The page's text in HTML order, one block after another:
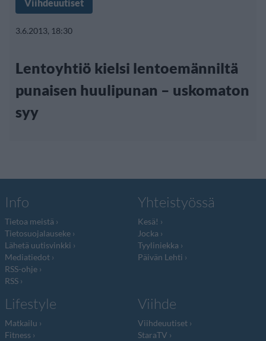
Viihdeuutiset
3.6.2013, 18:30
Lentoyhtiö kielsi lentoemänniltä
punaisen huulipunan – uskomaton
syy
Info
Tietoa meistä
Tietosuojalauseke
Lähetä uutisvinkki
Mediatiedot
RSS-ohje
RSS
Yhteistyössä
Kesä!
Jocka
Tyyliniekka
Päivän Lehti
Lifestyle
Matkailu
Fitness
Viihde
Viihdeuutiset
StaraTV